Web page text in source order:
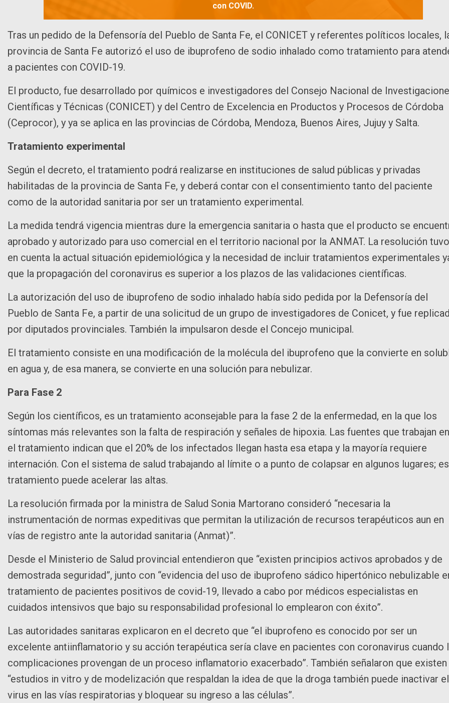
con COVID.
Tras un pedido de la Defensoría del Pueblo de Santa Fe, el CONICET y referentes políticos locales,
provincia de Santa Fe autorizó el uso de ibuprofeno de sodio inhalado como tratamiento para
a pacientes con COVID-19.
El producto, fue desarrollado por químicos e investigadores del Consejo Nacional de
Científicas y Técnicas (CONICET) y del Centro de Excelencia en Productos y Procesos de Córdoba
(Ceprocor), y ya se aplica en las provincias de Córdoba, Mendoza, Buenos Aires, Jujuy y Salta.
Tratamiento experimental
Según el decreto, el tratamiento podrá realizarse en instituciones de salud públicas y privadas
habilitadas de la provincia de Santa Fe, y deberá contar con el consentimiento tanto del paciente
como de la autoridad sanitaria por ser un tratamiento experimental.
La medida tendrá vigencia mientras dure la emergencia sanitaria o hasta que el producto se
aprobado y autorizado para uso comercial en el territorio nacional por la ANMAT. La resolución tuvo
en cuenta la actual situación epidemiológica y la necesidad de incluir tratamientos experimentales
que la propagación del coronavirus es superior a los plazos de las validaciones científicas.
La autorización del uso de ibuprofeno de sodio inhalado había sido pedida por la Defensoría del
Pueblo de Santa Fe, a partir de una solicitud de un grupo de investigadores de Conicet, y fue
por diputados provinciales. También la impulsaron desde el Concejo municipal.
El tratamiento consiste en una modificación de la molécula del ibuprofeno que la convierte en
en agua y, de esa manera, se convierte en una solución para nebulizar.
Para Fase 2
Según los científicos, es un tratamiento aconsejable para la fase 2 de la enfermedad, en la que los
síntomas más relevantes son la falta de respiración y señales de hipoxia. Las fuentes que trabajan en
el tratamiento indican que el 20% de los infectados llegan hasta esa etapa y la mayoría requiere
internación. Con el sistema de salud trabajando al límite o a punto de colapsar en algunos lugares;
tratamiento puede acelerar las altas.
La resolución firmada por la ministra de Salud Sonia Martorano consideró “necesaria la
instrumentación de normas expeditivas que permitan la utilización de recursos terapéuticos aun en
vías de registro ante la autoridad sanitaria (Anmat)”.
Desde el Ministerio de Salud provincial entendieron que “existen principios activos aprobados y de
demostrada seguridad”, junto con “evidencia del uso de ibuprofeno sádico hipertónico nebulizable
tratamiento de pacientes positivos de covid-19, llevado a cabo por médicos especialistas en
cuidados intensivos que bajo su responsabilidad profesional lo emplearon con éxito”.
Las autoridades sanitaras explicaron en el decreto que “el ibuprofeno es conocido por ser un
excelente antiinflamatorio y su acción terapéutica sería clave en pacientes con coronavirus cuando
complicaciones provengan de un proceso inflamatorio exacerbado”. También señalaron que existen
“estudios in vitro y de modelización que respaldan la idea de que la droga también puede inactivar el
virus en las vías respiratorias y bloquear su ingreso a las células”.